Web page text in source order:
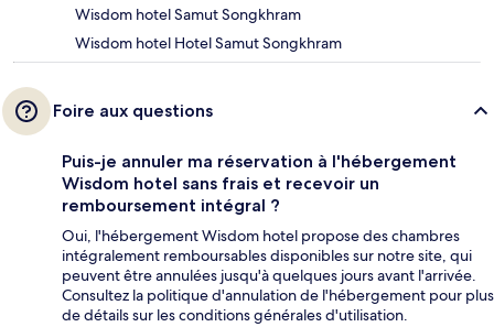
Wisdom hotel Samut Songkhram
Wisdom hotel Hotel Samut Songkhram
Foire aux questions
Puis-je annuler ma réservation à l'hébergement
Wisdom hotel sans frais et recevoir un
remboursement intégral ?
Oui, l'hébergement Wisdom hotel propose des chambres
intégralement remboursables disponibles sur notre site, qui
peuvent être annulées jusqu'à quelques jours avant l'arrivée.
Consultez la politique d'annulation de l'hébergement pour plus
de détails sur les conditions générales d'utilisation.